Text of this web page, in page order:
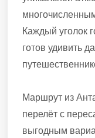
Каждый уголок
готов удивить
Маршрут из
перелёт с
выгодным